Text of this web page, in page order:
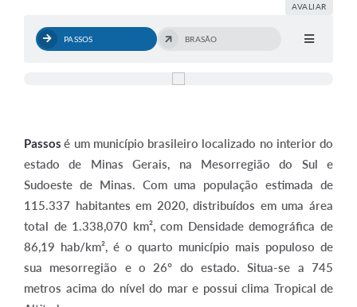
AVALIAR
PASSOS BRASÃO
Passosé um município brasileiro localizado no interior do
estado de Minas Gerais, na Mesorregião do Sul e
Sudoeste de Minas. Com uma população estimada de
115.337 habitantes em 2020, distribuídos em uma área
total de 1.338,070 km², com Densidade demográfica de
86,19 hab/km², é o quarto município mais populoso de
sua mesorregião e o 26º do estado. Situa-se a 745
metros acima do nível do mar e possui clima Tropical de